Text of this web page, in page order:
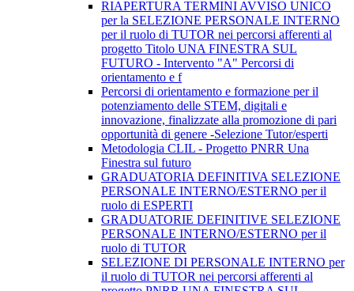
RIAPERTURA TERMINI AVVISO UNICO
per la SELEZIONE PERSONALE INTERNO
per il ruolo di TUTOR nei percorsi afferenti al
progetto Titolo UNA FINESTRA SUL
FUTURO - Intervento "A" Percorsi di
orientamento e f
Percorsi di orientamento e formazione per il
potenziamento delle STEM, digitali e
innovazione, finalizzate alla promozione di pari
opportunità di genere -Selezione Tutor/esperti
Metodologia CLIL - Progetto PNRR Una
Finestra sul futuro
GRADUATORIA DEFINITIVA SELEZIONE
PERSONALE INTERNO/ESTERNO per il
ruolo di ESPERTI
GRADUATORIE DEFINITIVE SELEZIONE
PERSONALE INTERNO/ESTERNO per il
ruolo di TUTOR
SELEZIONE DI PERSONALE INTERNO per
il ruolo di TUTOR nei percorsi afferenti al